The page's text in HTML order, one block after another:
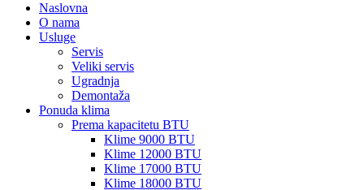
Naslovna
O nama
Usluge
Servis
Veliki servis
Ugradnja
Demontaža
Ponuda klima
Prema kapacitetu BTU
Klime 9000 BTU
Klime 12000 BTU
Klime 17000 BTU
Klime 18000 BTU